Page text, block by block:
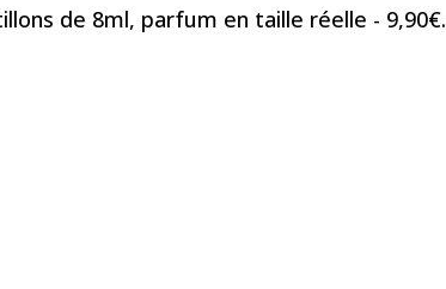
de 8ml, parfum en taille réelle - 9,90€.